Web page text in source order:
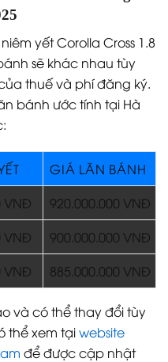
yết Corolla Cross 1.8
sẽ khác nhau tùy
thuế và phí đăng ký.
bánh ước tính tại Hà
GIÁ LĂN BÁNH
VNĐ
920.000.000 VNĐ
VNĐ
900.000.000 VNĐ
VNĐ 885.000.000 VNĐ
và có thể thay đổi tùy
thể xem tạiwebsite
để được cập nhật